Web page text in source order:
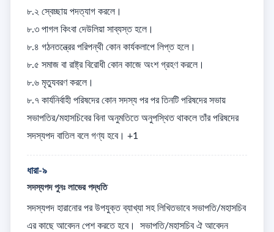
৮.২ স্বেচ্ছায় পদত্যাগ করলে।
৮.৩ পাগল কিংবা দেউলিয়া সাব্যস্ত হলে।
৮.৪ গঠনতন্ত্রের পরিপন্থী কোন কার্যকলাপে লিপ্ত হলে।
৮.৫ সমাজ বা রাষ্ট্র বিরোধী কোন কাজে অংশ গ্রহণ করলে।
৮.৬ মৃত্যুবরণ করলে।
৮.৭ কার্যনির্বাহী পরিষদের কোন সদস্য পর পর তিনটি পরিষদের সভায়
সভাপতির/মহাসচিবের বিনা অনুমতিতে অনুপস্থিত থাকলে তাঁর পরিষদের
সদস্যপদ বাতিল বলে গণ্য হবে। +1
ধারা-৯
সদস্যপদ পুনঃ লাভের পদ্ধতি
সদস্যপদ হারানোর পর উপযুক্ত ব্যাখ্যা সহ লিখিতভাবে সভাপতি/মহাসচিব
এর কাছে আবেদন পেশ করতে হবে।  সভাপতি/মহাসচিব ঐ আবেদন